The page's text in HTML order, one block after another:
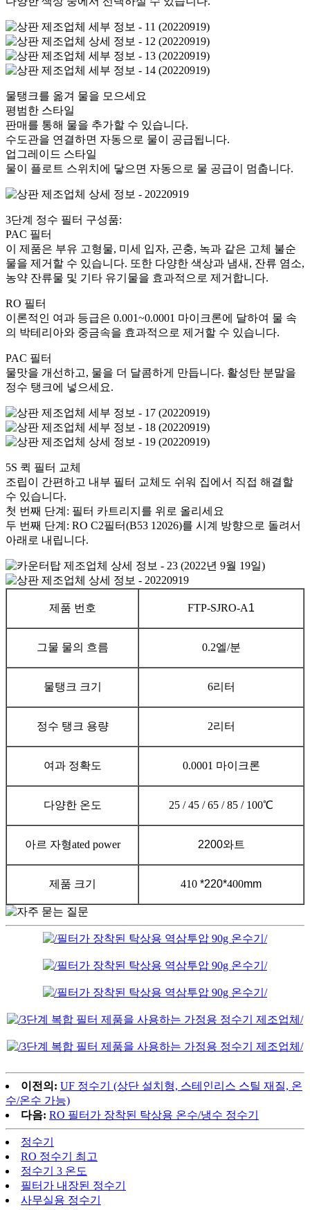
물탱크를 옮겨 물을 모으세요
평범한 스타일
판매를 통해 물을 추가할 수 있습니다.
수도관을 연결하면 자동으로 물이 공급됩니다.
업그레이드 스타일
물이 플로트 스위치에 닿으면 자동으로 물 공급이 멈춥니다.
3단계 정수 필터 구성품:
PAC 필터
이 제품은 부유 고형물, 미세 입자, 곤충, 녹과 같은 고체 불순
물을 제거할 수 있습니다. 또한 다양한 색상과 냄새, 잔류 염소,
농약 잔류물 및 기타 유기물을 효과적으로 제거합니다.
RO 필터
이론적인 여과 등급은 0.001~0.0001 마이크론에 달하여 물 속
의 박테리아와 중금속을 효과적으로 제거할 수 있습니다.
PAC 필터
물맛을 개선하고, 물을 더 달콤하게 만듭니다. 활성탄 분말을
정수 탱크에 넣으세요.
5S 퀵 필터 교체
조립이 간편하고 내부 필터 교체도 쉬워 집에서 직접 해결할
수 있습니다.
첫 번째 단계: 필터 카트리지를 위로 올리세요
두 번째 단계: RO C2필터(B53 12026)를 시계 방향으로 돌려서
아래로 내립니다.
제품 번호 FTP-SJRO-A1
그물 물의 흐름 0.2엘/분
물탱크 크기 6리터
정수 탱크 용량 2리터
여과 정확도 0.0001 마이크론
다양한 온도 25 / 45 / 65 / 85 / 100℃
아르 자형ated power 2200와트
제품 크기 410 *220*400mm
이전의: UF 정수기 (상단 설치형, 스테인리스 스틸 재질, 온
수/온수 가능)
다음: RO 필터가 장착된 탁상용 온수/냉수 정수기
정수기
RO 정수기 최고
정수기 3 온도
필터가 내장된 정수기
사무실용 정수기